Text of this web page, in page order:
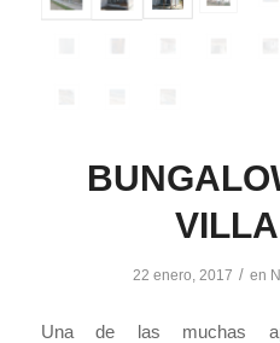
22 enero, 2017 / en
Una de las muchas